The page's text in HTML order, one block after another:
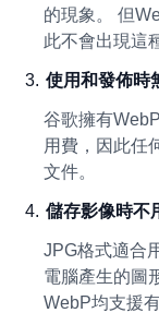
的現象。 但
此不會出現這
使用和發佈時
谷歌擁有
用費，因此任
文件。
儲存影像時不
JPG格式適合
電腦產生的圖
WebP均支援